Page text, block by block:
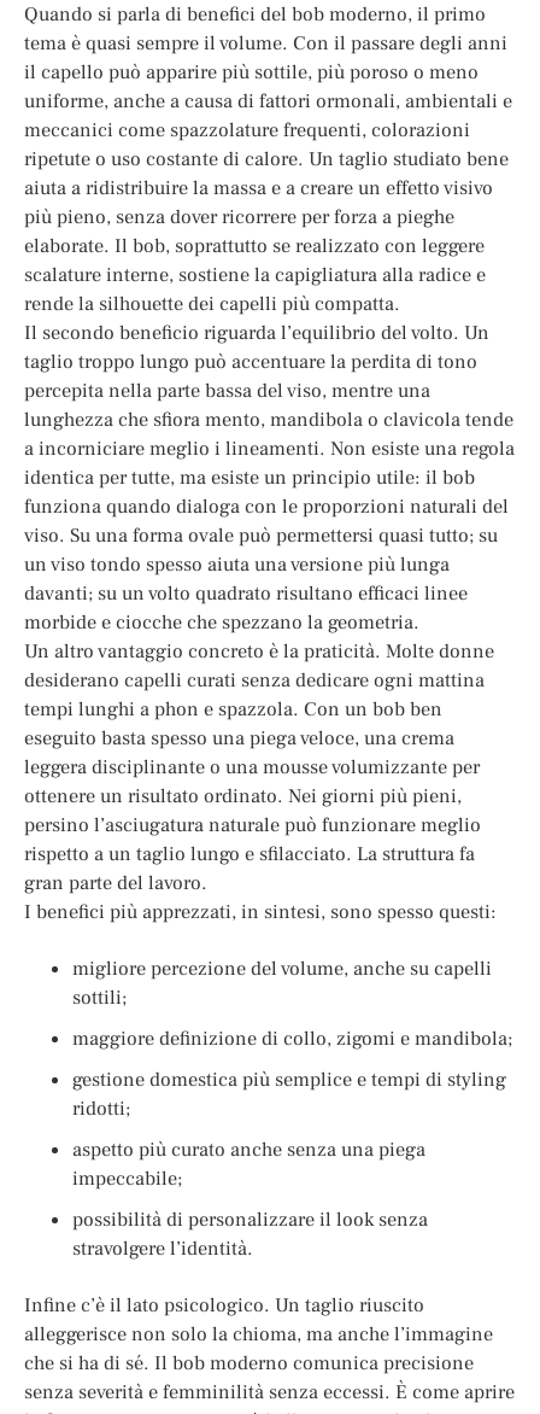
Quando si parla di benefici del bob moderno, il primo
tema è quasi sempre il volume. Con il passare degli anni
il capello può apparire più sottile, più poroso o meno
uniforme, anche a causa di fattori ormonali, ambientali e
meccanici come spazzolature frequenti, colorazioni
ripetute o uso costante di calore. Un taglio studiato bene
aiuta a ridistribuire la massa e a creare un effetto visivo
più pieno, senza dover ricorrere per forza a pieghe
elaborate. Il bob, soprattutto se realizzato con leggere
scalature interne, sostiene la capigliatura alla radice e
rende la silhouette dei capelli più compatta.
Il secondo beneficio riguarda l’equilibrio del volto. Un
taglio troppo lungo può accentuare la perdita di tono
percepita nella parte bassa del viso, mentre una
lunghezza che sfiora mento, mandibola o clavicola tende
a incorniciare meglio i lineamenti. Non esiste una regola
identica per tutte, ma esiste un principio utile: il bob
funziona quando dialoga con le proporzioni naturali del
viso. Su una forma ovale può permettersi quasi tutto; su
un viso tondo spesso aiuta una versione più lunga
davanti; su un volto quadrato risultano efficaci linee
morbide e ciocche che spezzano la geometria.
Un altro vantaggio concreto è la praticità. Molte donne
desiderano capelli curati senza dedicare ogni mattina
tempi lunghi a phon e spazzola. Con un bob ben
eseguito basta spesso una piega veloce, una crema
leggera disciplinante o una mousse volumizzante per
ottenere un risultato ordinato. Nei giorni più pieni,
persino l’asciugatura naturale può funzionare meglio
rispetto a un taglio lungo e sfilacciato. La struttura fa
gran parte del lavoro.
I benefici più apprezzati, in sintesi, sono spesso questi:
migliore percezione del volume, anche su capelli
sottili;
maggiore definizione di collo, zigomi e mandibola;
gestione domestica più semplice e tempi di styling
ridotti;
aspetto più curato anche senza una piega
impeccabile;
possibilità di personalizzare il look senza
stravolgere l’identità.
Infine c’è il lato psicologico. Un taglio riuscito
alleggerisce non solo la chioma, ma anche l’immagine
che si ha di sé. Il bob moderno comunica precisione
senza severità e femminilità senza eccessi. È come aprire